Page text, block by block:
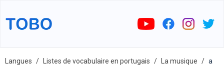
Langues Listes de vocabulaire en portugais La musique
a